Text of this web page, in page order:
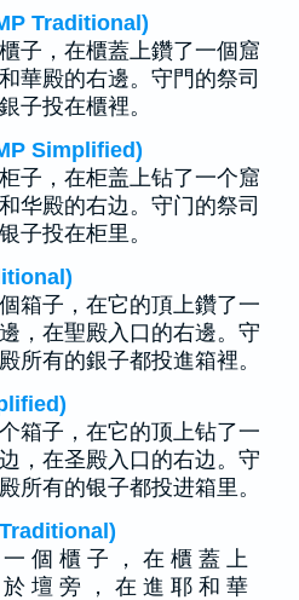
Traditional)
子，在櫃蓋上鑽了一個窟
華殿的右邊。守門的祭司
子投在櫃裡。
Simplified)
子，在柜盖上钻了一个窟
华殿的右边。守门的祭司
子投在柜里。
箱子，在它的頂上鑽了一
，在聖殿入口的右邊。守
所有的銀子都投進箱裡。
箱子，在它的顶上钻了一
，在圣殿入口的右边。守
所有的银子都投进箱里。
個 櫃 子 ， 在 櫃 蓋 上
壇 旁 ， 在 進 耶 和 華